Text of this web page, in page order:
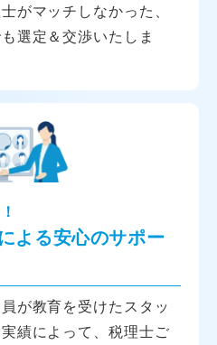
がマッチしなかった、
選定＆交渉いたしま
よる安心のサポー
が教育を受けたスタッ
績によって、税理士ご